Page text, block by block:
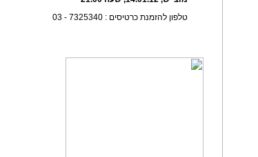
טלפון להזמנת כרטיסים : 7325340 - 03